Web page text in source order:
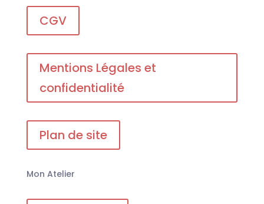
CGV
Mentions Légales et
confidentialité
Plan de site
Mon Atelier